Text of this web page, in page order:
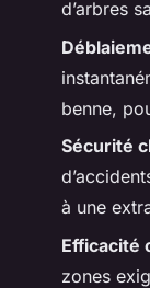
d’arbres
benne,
Sécurité
à une
Efficacité
zones